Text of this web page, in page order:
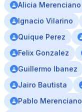
Alicia Merenciano
Ignacio Vilarino
Quique Perez
Felix Gonzalez
Guillermo Ibanez
Jairo Bautista
Pablo Merenciano